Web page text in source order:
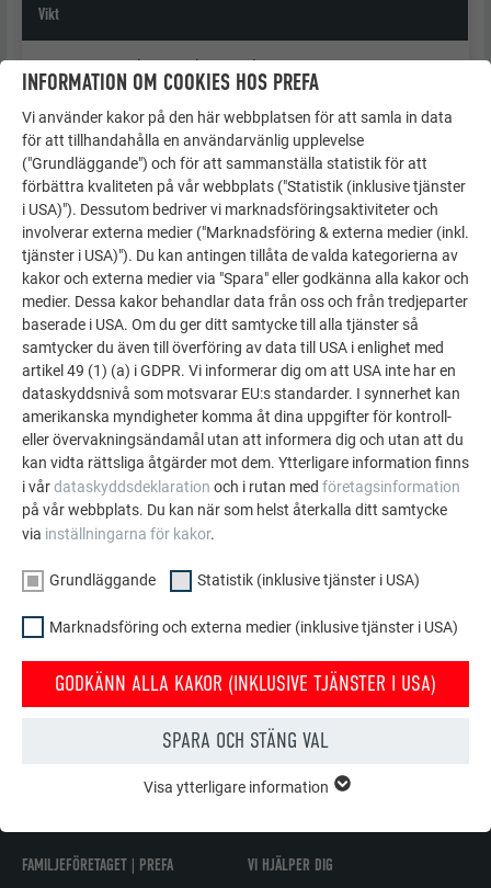
Vikt
Underkonstruktion
Se kapitel ”Allmän information”
Standardinfästning
Indirekt, 1 st. Klammer och klammerspik 2,8/25 per
takshingel DS.19 =
8 klamrar och klammerspikar 2,8/25 per m²
FAMILJEFÖRETAGET | PREFA VI HJÄLPER DIG
INFORMATION OM COOKIES HOS PREFA
Vi använder kakor på den här webbplatsen för att samla in data
för att tillhandahålla en användarvänlig upplevelse
("Grundläggande") och för att sammanställa statistik för att
förbättra kvaliteten på vår webbplats ("Statistik (inklusive tjänster
i USA)"). Dessutom bedriver vi marknadsföringsaktiviteter och
involverar externa medier ("Marknadsföring & externa medier (inkl.
tjänster i USA)"). Du kan antingen tillåta de valda kategorierna av
kakor och externa medier via "Spara" eller godkänna alla kakor och
medier. Dessa kakor behandlar data från oss och från tredjeparter
baserade i USA. Om du ger ditt samtycke till alla tjänster så
samtycker du även till överföring av data till USA i enlighet med
artikel 49 (1) (a) i GDPR. Vi informerar dig om att USA inte har en
dataskyddsnivå som motsvarar EU:s standarder. I synnerhet kan
amerikanska myndigheter komma åt dina uppgifter för kontroll-
eller övervakningsändamål utan att informera dig och utan att du
kan vidta rättsliga åtgärder mot dem. Ytterligare information finns
i vårdataskyddsdeklaration och i rutan med företagsinformation
på vår webbplats. Du kan när som helst återkalla ditt samtycke
via inställningarna för kakor.
Grundläggande Statistik (inklusive tjänster i USA)
Marknadsföring och externa medier (inklusive tjänster i USA)
GODKÄNN ALLA KAKOR (INKLUSIVE TJÄNSTER I USA)
SPARA OCH STÄNG VAL
GRUNDLÄGGANDE
fungerar korrekt.
Visa ytterligare information